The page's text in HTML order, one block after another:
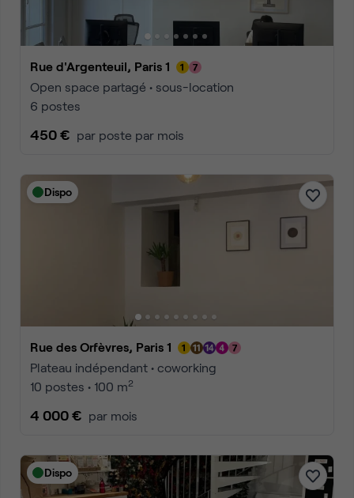
Rue d'Argenteuil, Paris 1
Open space partagé • sous-location
6 postes
450 € par poste par mois
Dispo
Rue des Orfèvres, Paris 1
Plateau indépendant • coworking
10 postes • 100 m2
4 000 € par mois
Dispo